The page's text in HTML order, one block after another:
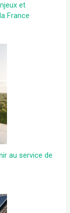
et
France
au service de